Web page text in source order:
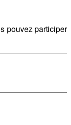
pouvez participer